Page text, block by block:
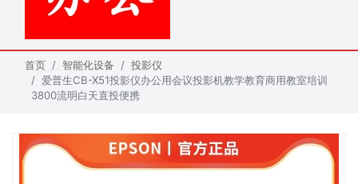
首页 智能化设备
投影仪
爱普生CB-X51投影仪办公用会议投影机教学教育商用教室培训
3800流明白天直投便携